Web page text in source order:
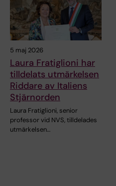
5 maj 2026
Laura Fratiglioni har
tilldelats utmärkelsen
Riddare av Italiens
Stjärnorden
Laura Fratiglioni, senior
professor vid NVS, tilldelades
utmärkelsen…